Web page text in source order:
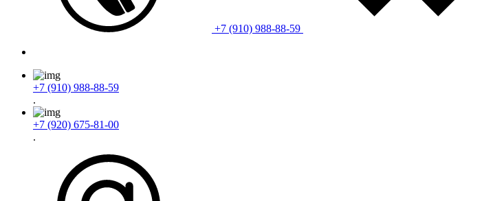
+7 (910) 988-88-59
+7 (910) 988-88-59
.
+7 (920) 675-81-00
.